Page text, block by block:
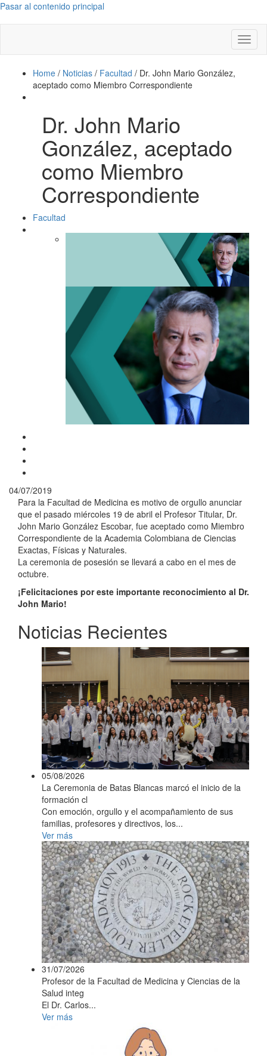
Pasar al contenido principal
Home / Noticias / Facultad / Dr. John Mario González,
aceptado como Miembro Correspondiente
Dr. John Mario
González, aceptado
como Miembro
Correspondiente
Facultad
04/07/2019
Para la Facultad de Medicina es motivo de orgullo anunciar
que el pasado miércoles 19 de abril el Profesor Titular, Dr.
John Mario González Escobar, fue aceptado como Miembro
Correspondiente de la Academia Colombiana de Ciencias
Exactas, Físicas y Naturales.
La ceremonia de posesión se llevará a cabo en el mes de
octubre.
¡Felicitaciones por este importante reconocimiento al Dr.
John Mario!
Noticias Recientes
05/08/2026
La Ceremonia de Batas Blancas marcó el inicio de la
formación cl
Con emoción, orgullo y el acompañamiento de sus
familias, profesores y directivos, los...
Ver más
31/07/2026
Profesor de la Facultad de Medicina y Ciencias de la
Salud integ
El Dr. Carlos...
Ver más